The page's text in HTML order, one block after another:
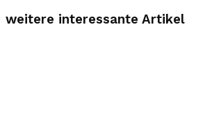
weitere interessante Artikel